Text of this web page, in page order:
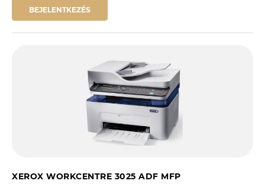
BEJELENTKEZÉS
XEROX WORKCENTRE 3025 ADF MFP